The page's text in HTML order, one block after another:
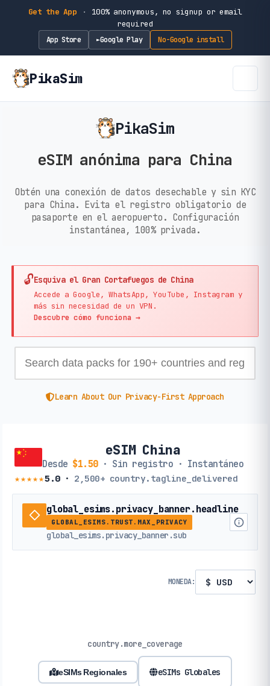
Get the App ·
100% anonymous, no signup or email
required
App Store ►Google Play No-Google install
PikaSim
PikaSim
eSIM anónima para China
Obtén una conexión de datos desechable y sin KYC
para China. Evita el registro obligatorio de
pasaporte en el aeropuerto. Configuración
instantánea, 100% privada.
🔓Esquiva el Gran Cortafuegos de China
Accede a Google, WhatsApp, YouTube, Instagram y
más sin necesidad de un VPN.
Descubre cómo funciona →
Learn About Our Privacy-First Approach
eSIM China
Desde $1.50· Sin registro · Instantáneo
★★★★★5.0· 2,500+ country.tagline_delivered
global_esims.privacy_banner.headline
GLOBAL_ESIMS.TRUST.MAX_PRIVACY
global_esims.privacy_banner.sub
MONEDA:
country.more_coverage
eSIMs Regionales eSIMs Globales